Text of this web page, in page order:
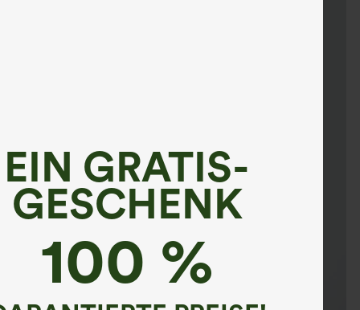
EIN GRATIS-
GESCHENK
100 %